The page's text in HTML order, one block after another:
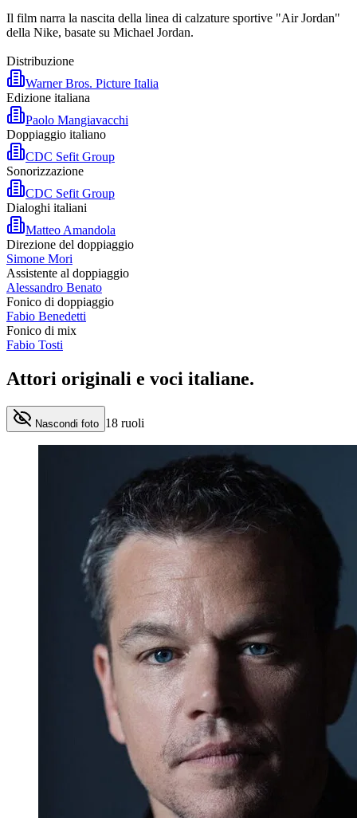
Il film narra la nascita della linea di calzature sportive "Air Jordan"
della Nike, basate su Michael Jordan.
Distribuzione
Warner Bros. Picture Italia
Edizione italiana
Paolo Mangiavacchi
Doppiaggio italiano
CDC Sefit Group
Sonorizzazione
CDC Sefit Group
Dialoghi italiani
Matteo Amandola
Direzione del doppiaggio
Simone Mori
Assistente al doppiaggio
Alessandro Benato
Fonico di doppiaggio
Fabio Benedetti
Fonico di mix
Fabio Tosti
Attori originali e voci italiane.
Nascondi foto 18 ruoli